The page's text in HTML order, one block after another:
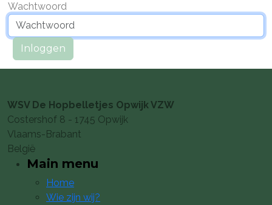
Wachtwoord
Inloggen
WSV De Hopbelletjes Opwijk VZW
Costershof 8 - 1745 Opwijk
Vlaams-Brabant
België
Main menu
Home
Wie zijn wij?